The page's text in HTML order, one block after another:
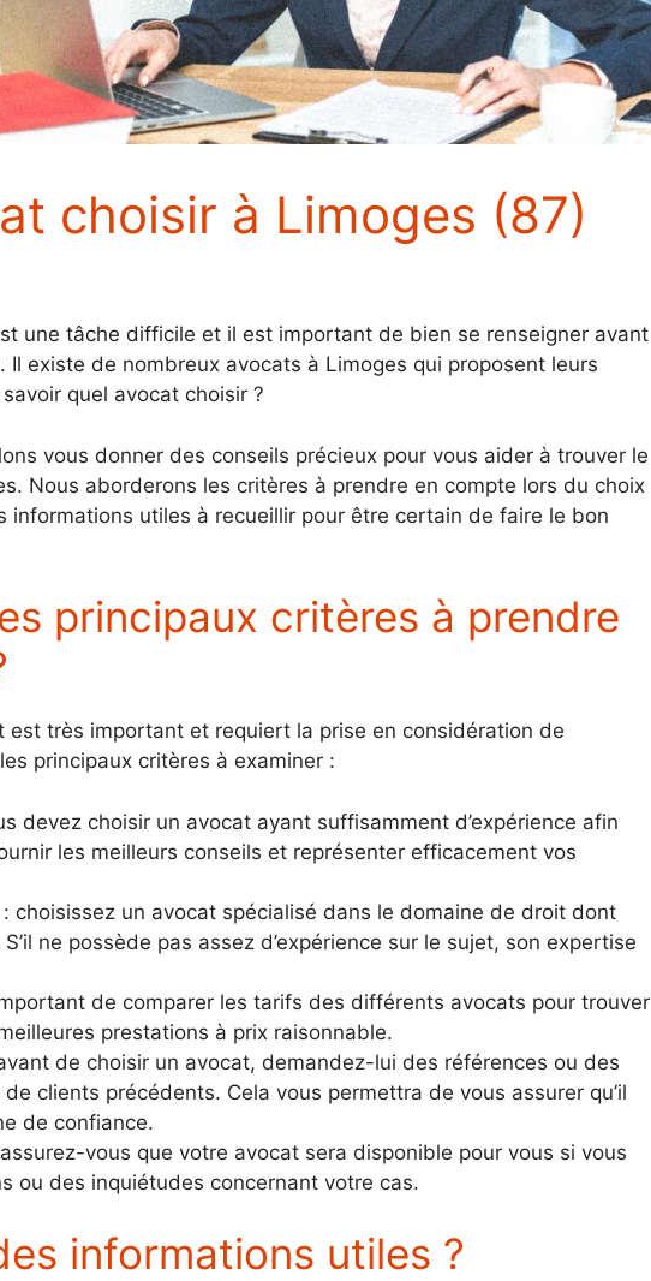
choisir à Limoges (87)
une tâche difficile et il est important de bien se renseigner avant
Il existe de nombreux avocats à Limoges qui proposent leurs
quel avocat choisir ?
vous donner des conseils précieux pour vous aider à trouver le
Nous aborderons les critères à prendre en compte lors du choix
informations utiles à recueillir pour être certain de faire le bon
principaux critères à prendre
est très important et requiert la prise en considération de
principaux critères à examiner :
devez choisir un avocat ayant suffisamment d’expérience afin
les meilleurs conseils et représenter efficacement vos
: choisissez un avocat spécialisé dans le domaine de droit dont
ne possède pas assez d’expérience sur le sujet, son expertise
de comparer les tarifs des différents avocats pour trouver
prestations à prix raisonnable.
de choisir un avocat, demandez-lui des références ou des
clients précédents. Cela vous permettra de vous assurer qu’il
de confiance.
vous que votre avocat sera disponible pour vous si vous
ou des inquiétudes concernant votre cas.
informations utiles ?